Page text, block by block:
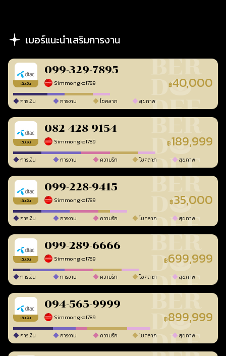
เบอร์แนะนำเสริมการงาน
เติมเงิน
099-329-7895
Simmongkol789 ฿40,000
การเงิน การงาน โชคลาภ สุขภาพ
เติมเงิน
082-428-9154
Simmongkol789 ฿189,999
การเงิน การงาน ความรัก โชคลาภ สุขภาพ
เติมเงิน
099-228-9415
Simmongkol789 ฿35,000
การเงิน การงาน ความรัก โชคลาภ สุขภาพ
เติมเงิน
099-289-6666
Simmongkol789 ฿699,999
การเงิน การงาน ความรัก โชคลาภ สุขภาพ
เติมเงิน
094-565-9999
Simmongkol789 ฿899,999
การเงิน การงาน ความรัก โชคลาภ สุขภาพ